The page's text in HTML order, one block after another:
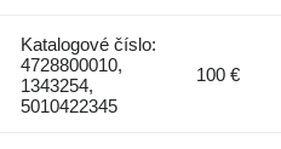
Katalogové číslo:
4728800010,
1343254,
5010422345
100 €